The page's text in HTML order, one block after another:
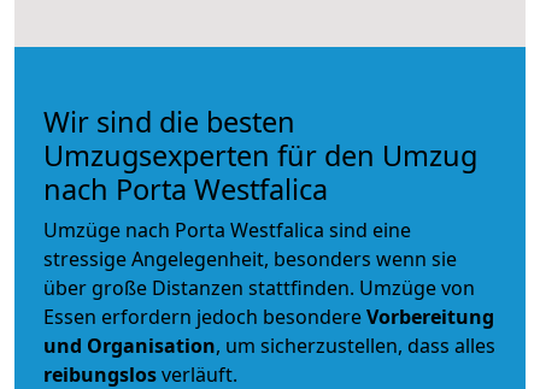
Wir sind die besten
Umzugsexperten für den Umzug
nach Porta Westfalica
Umzüge nach Porta Westfalica sind eine
stressige Angelegenheit, besonders wenn sie
über große Distanzen stattfinden. Umzüge von
Essen erfordern jedoch besondereVorbereitung
und Organisation, um sicherzustellen, dass alles
reibungslosverläuft.